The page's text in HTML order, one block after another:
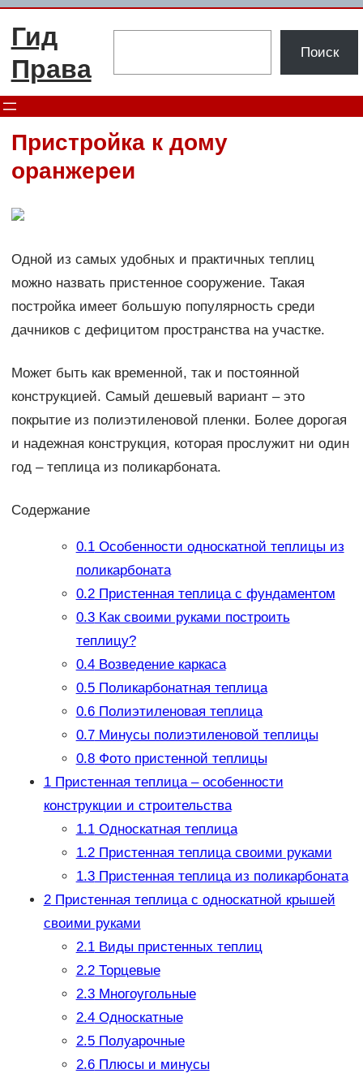
Перейти
содержимому
Гид
Права
Поиск
Пристройка к дому
оранжереи
Одной из самых удобных и практичных теплиц
можно назвать пристенное сооружение. Такая
постройка имеет большую популярность среди
дачников с дефицитом пространства на участке.
Может быть как временной, так и постоянной
конструкцией. Самый дешевый вариант – это
покрытие из полиэтиленовой пленки. Более дорогая
и надежная конструкция, которая прослужит ни один
год – теплица из поликарбоната.
Содержание
0.1Особенности односкатной теплицы из
поликарбоната
0.2Пристенная теплица с фундаментом
0.3Как своими руками построить
теплицу?
0.4Возведение каркаса
0.5Поликарбонатная теплица
0.6Полиэтиленовая теплица
0.7Минусы полиэтиленовой теплицы
0.8Фото пристенной теплицы
1Пристенная теплица – особенности
конструкции и строительства
1.1Односкатная теплица
1.2Пристенная теплица своими руками
1.3Пристенная теплица из поликарбоната
2Пристенная теплица с односкатной крышей
своими руками
2.1Виды пристенных теплиц
2.2Торцевые
2.3Многоугольные
2.4Односкатные
2.5Полуарочные
2.6Плюсы и минусы